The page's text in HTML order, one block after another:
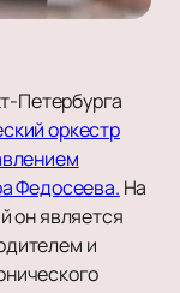
Петербурга
оркестр
Федосеева. На
он является
и